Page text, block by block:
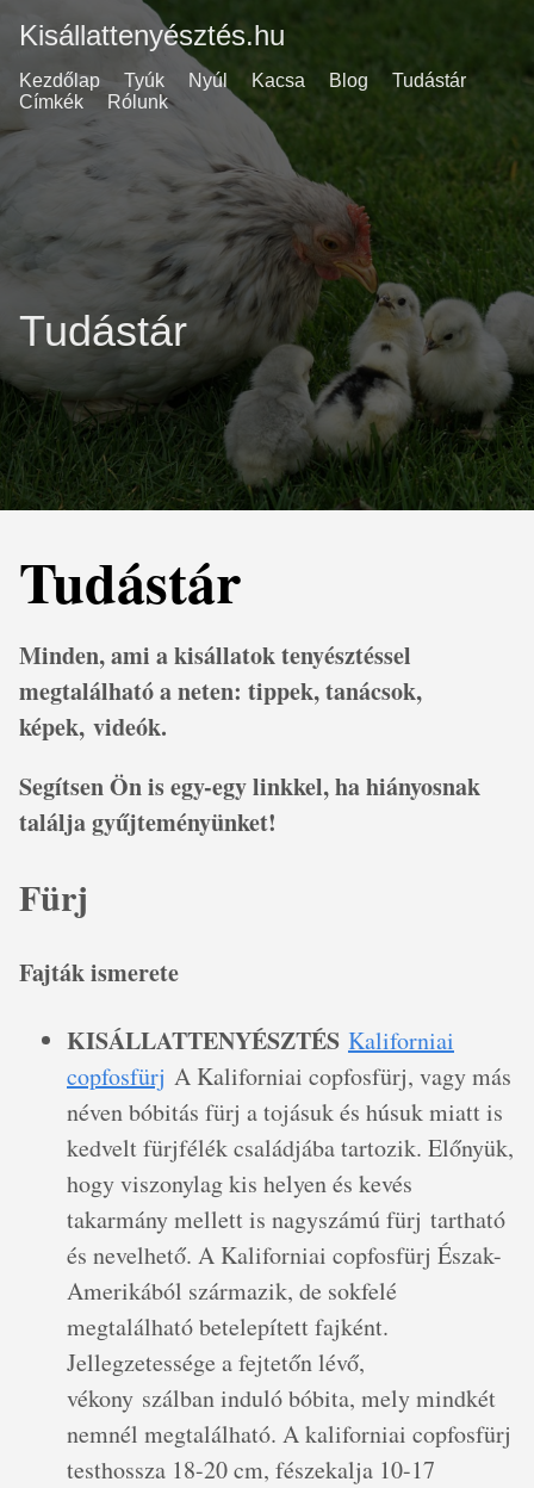
Kisállattenyésztés.hu
Kezdőlap Tyúk Nyúl Kacsa Blog
Tudástár
Címkék
Rólunk
Tudástár
Tudástár
Minden, ami a kisállatok tenyésztéssel
megtalálható a neten: tippek, tanácsok,
képek, videók.
Segítsen Ön is egy-egy linkkel, ha hiányosnak
találja gyűjteményünket!
Fürj
Fajták ismerete
KISÁLLATTENYÉSZTÉS Kaliforniai
copfosfürj A Kaliforniai copfosfürj, vagy más
néven bóbitás fürj a tojásuk és húsuk miatt is
kedvelt fürjfélék családjába tartozik. Előnyük,
hogy viszonylag kis helyen és kevés
takarmány mellett is nagyszámú fürj tartható
és nevelhető. A Kaliforniai copfosfürj Észak-
Amerikából származik, de sokfelé
megtalálható betelepített fajként.
Jellegzetessége a fejtetőn lévő,
vékony szálban induló bóbita, mely mindkét
nemnél megtalálható. A kaliforniai copfosfürj
testhossza 18-20 cm, fészekalja 10-17